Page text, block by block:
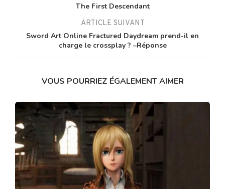
The First Descendant
ARTICLE SUIVANT
Sword Art Online Fractured Daydream prend-il en
charge le crossplay ? –Réponse
VOUS POURRIEZ ÉGALEMENT AIMER